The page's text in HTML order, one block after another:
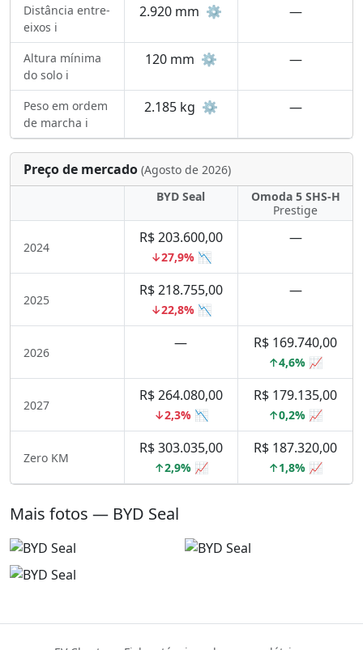
Distância entre-
eixos ℹ️
2.920 mm ⚙️ —
Altura mínima
do solo ℹ️
120 mm ⚙️ —
Peso em ordem
de marcha ℹ️
2.185 kg ⚙️ —
Preço de mercado (Agosto de 2026)
BYD Seal
Omoda 5 SHS-H
Prestige
2024
R$ 203.600,00
↓27,9% 📉
—
2025
R$ 218.755,00
↓22,8% 📉
—
2026
— R$ 169.740,00
↑4,6% 📈
2027
R$ 264.080,00
↓2,3% 📉
R$ 179.135,00
↑0,2% 📈
Zero KM
R$ 303.035,00
↑2,9% 📈
R$ 187.320,00
↑1,8% 📈
Mais fotos — BYD Seal